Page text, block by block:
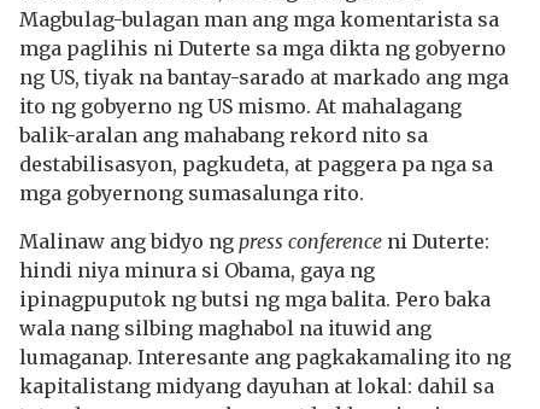
Magbulag-bulagan man ang mga komentarista sa
mga paglihis ni Duterte sa mga dikta ng gobyerno
ng US, tiyak na bantay-sarado at markado ang mga
ito ng gobyerno ng US mismo. At mahalagang
balik-aralan ang mahabang rekord nito sa
destabilisasyon, pagkudeta, at paggera pa nga sa
mga gobyernong sumasalunga rito.
Malinaw ang bidyo ng press conference ni Duterte:
hindi niya minura si Obama, gaya ng
ipinagpuputok ng butsi ng mga balita. Pero baka
wala nang silbing maghabol na ituwid ang
lumaganap. Interesante ang pagkakamaling ito ng
kapitalistang midyang dayuhan at lokal: dahil sa